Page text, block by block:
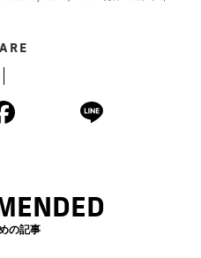
の記事